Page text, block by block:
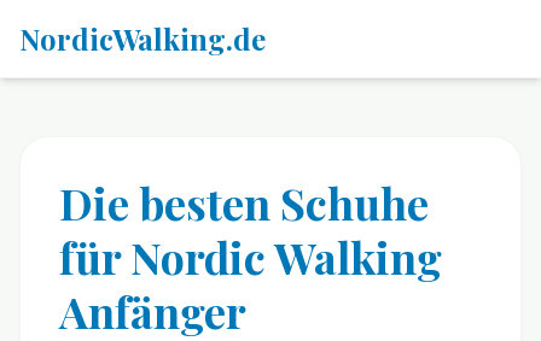
NordicWalking.de
Die besten Schuhe
für Nordic Walking
Anfänger